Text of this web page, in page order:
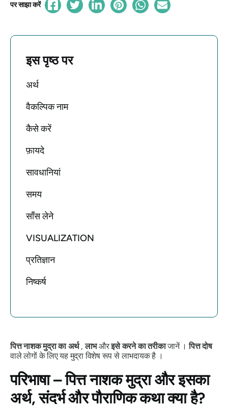
पर साझा करें
इस पृष्ठ पर
अर्थ
वैकल्पिक नाम
कैसे करें
फ़ायदे
सावधानियां
समय
साँस लेने
VISUALIZATION
प्रतिज्ञान
निष्कर्ष
पित्त नाशक मुद्रा का अर्थ,लाभऔरइसे करने का तरीकाजानें ।पित्तदोष
वाले लोगों के लिए यह मुद्रा विशेष रूप से लाभदायक है ।
परिभाषा –पित्त नाशक मुद्राऔर इसका
अर्थ, संदर्भ और पौराणिक कथा क्या है?